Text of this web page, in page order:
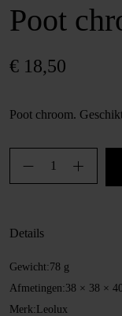
Poot
€ 18,50
Poot chroom.
Poot
chroom
Details
Gewicht:78 g
Afmetingen:38 × 38 ×
Merk: Leolux